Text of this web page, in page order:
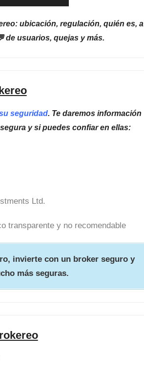
ubicación, regulación, quién es, a
de usuarios, quejas y más.
seguridad. Te daremos información
y si puedes confiar en ellas:
Ltd.
transparente y no recomendable
invierte con un broker seguro y
más seguras.